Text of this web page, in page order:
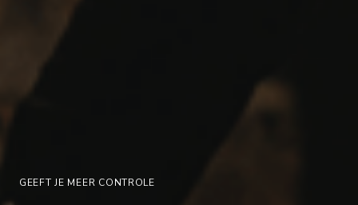
GEEFT JE MEER CONTROLE